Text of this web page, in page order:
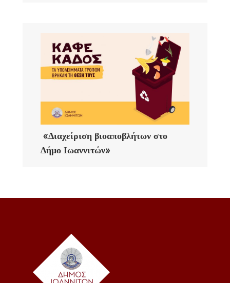
«Διαχείριση βιοαποβλήτων στο
Δήμο Ιωαννιτών»